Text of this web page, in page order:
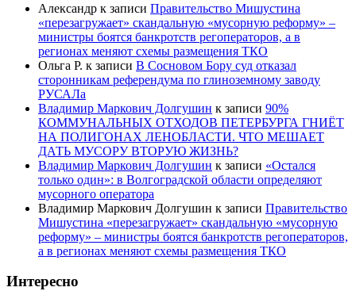
Александр к записи Правительство Мишустина
«перезагружает» скандальную «мусорную реформу» –
министры боятся банкротств регоператоров, а в
регионах меняют схемы размещения ТКО
Ольга Р. к записи В Сосновом Бору суд отказал
сторонникам референдума по глиноземному заводу
РУСАЛа
Владимир Маркович Долгушин к записи 90%
КОММУНАЛЬНЫХ ОТХОДОВ ПЕТЕРБУРГА ГНИЁТ
НА ПОЛИГОНАХ ЛЕНОБЛАСТИ. ЧТО МЕШАЕТ
ДАТЬ МУСОРУ ВТОРУЮ ЖИЗНЬ?
Владимир Маркович Долгушин к записи «Остался
только один»: в Волгоградской области определяют
мусорного оператора
Владимир Маркович Долгушин к записи Правительство
Мишустина «перезагружает» скандальную «мусорную
реформу» – министры боятся банкротств регоператоров,
а в регионах меняют схемы размещения ТКО
Интересно